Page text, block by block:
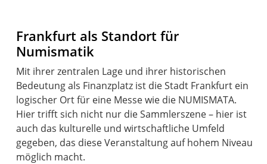
Frankfurt als Standort für
Numismatik
Mit ihrer zentralen Lage und ihrer historischen
Bedeutung als Finanzplatz ist die Stadt Frankfurt ein
logischer Ort für eine Messe wie die NUMISMATA.
Hier trifft sich nicht nur die Sammlerszene – hier ist
auch das kulturelle und wirtschaftliche Umfeld
gegeben, das diese Veranstaltung auf hohem Niveau
möglich macht.